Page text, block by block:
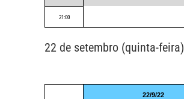
21:00
22 de setembro (quinta-feira)
22/9/22